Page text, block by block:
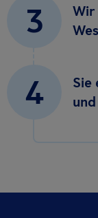
3
Wir
4
Sie